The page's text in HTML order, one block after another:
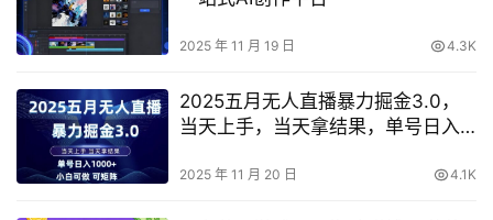
2025 年 11 月 19 日 4.3K
2025五月无人直播暴力掘金3.0，
当天上手，当天拿结果，单号日入
2025 年 11 月 20 日 4.1K